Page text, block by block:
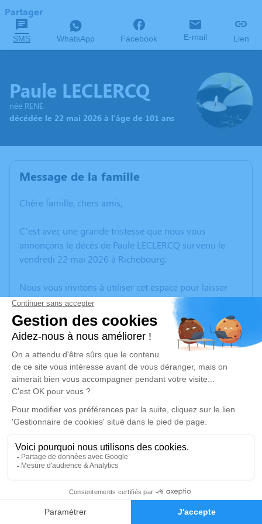
Faire-part Hommages
Partager
SMS WhatsApp Facebook E-mail Lien
Paule LECLERCQ
née RENÉ
décédée le 22 mai 2026 à l'âge de 101 ans
Message de la famille
Chère famille, chers amis,
C’est avec une grande tristesse que nous vous
annonçons le décès de Paule LECLERCQ survenu le
vendredi 22 mai 2026 à Richebourg.
Nous vous invitons à utiliser cet espace pour laisser
vos condoléances, partager des photos souvenirs, une
anecdote ou exprimer vos pensées à travers des
poèmes ou des textes. Cet endroit est un lieu
d'expression dédié à honorer la mémoire de Paule
LECLERCQ.
Un service de plantation d’arbre hommage est
disponible ici.
Je rends hommage
Cérémonie religieuse
Église Saint Laurent de Richebourg
place du général de Gaulle